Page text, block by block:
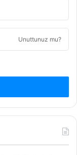
Unuttunuz mu?